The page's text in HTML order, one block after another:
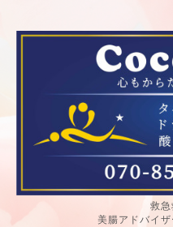
救急
美腸アドバイ